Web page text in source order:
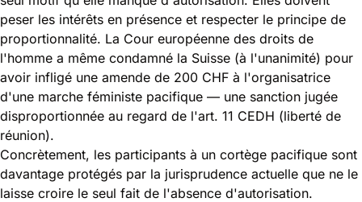
peser les intérêts en présence et respecter le principe de
proportionnalité. La Cour européenne des droits de
l'homme a même condamné la Suisse (à l'unanimité) pour
avoir infligé une amende de 200 CHF à l'organisatrice
d'une marche féministe pacifique — une sanction jugée
disproportionnée au regard de l'art. 11 CEDH (liberté de
réunion).
Concrètement, les participants à un cortège pacifique sont
davantage protégés par la jurisprudence actuelle que ne le
laisse croire le seul fait de l'absence d'autorisation.